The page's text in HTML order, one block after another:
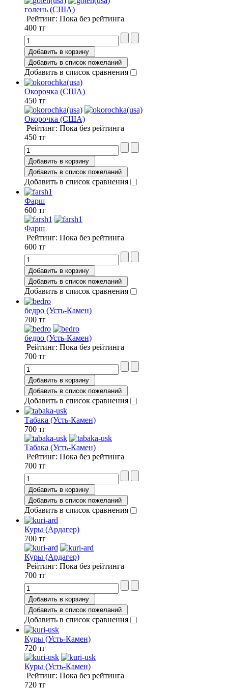
голень (США)
Рейтинг: Пока без рейтинга
400 тг
Добавить в корзину
Добавить в список пожеланий
Добавить в список сравнения
Окорочка (США)
450 тг
Окорочка (США)
Рейтинг: Пока без рейтинга
450 тг
Добавить в корзину
Добавить в список пожеланий
Добавить в список сравнения
Фарш
600 тг
Фарш
Рейтинг: Пока без рейтинга
600 тг
Добавить в корзину
Добавить в список пожеланий
Добавить в список сравнения
бедро (Усть-Камен)
700 тг
бедро (Усть-Камен)
Рейтинг: Пока без рейтинга
700 тг
Добавить в корзину
Добавить в список пожеланий
Добавить в список сравнения
Табака (Усть-Камен)
700 тг
Табака (Усть-Камен)
Рейтинг: Пока без рейтинга
700 тг
Добавить в корзину
Добавить в список пожеланий
Добавить в список сравнения
Куры (Ардагер)
700 тг
Куры (Ардагер)
Рейтинг: Пока без рейтинга
700 тг
Добавить в корзину
Добавить в список пожеланий
Добавить в список сравнения
Куры (Усть-Камен)
720 тг
Куры (Усть-Камен)
Рейтинг: Пока без рейтинга
720 тг